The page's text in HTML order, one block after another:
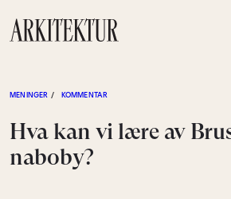
MENINGER / KOMMENTAR
Hva kan vi lære av
naboby?